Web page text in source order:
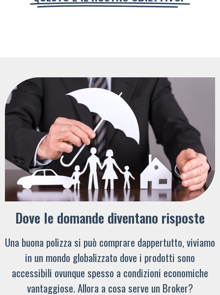
Dove le domande diventano risposte
Una buona polizza si può comprare dappertutto, viviamo
in un mondo globalizzato dove i prodotti sono
accessibili ovunque spesso a condizioni economiche
vantaggiose. Allora a cosa serve un Broker?